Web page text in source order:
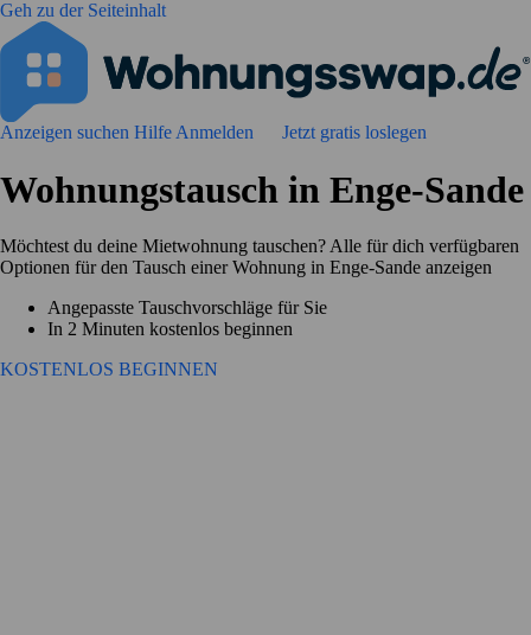
Geh zu der Seiteinhalt
Anzeigen suchen Hilfe Anmelden Jetzt gratis loslegen
Wohnungstausch in Enge-Sande
Möchtest du deine Mietwohnung tauschen? Alle für dich verfügbaren
Optionen für den Tausch einer Wohnung in Enge-Sande anzeigen
Angepasste Tauschvorschläge für Sie
In 2 Minuten kostenlos beginnen
KOSTENLOS BEGINNEN